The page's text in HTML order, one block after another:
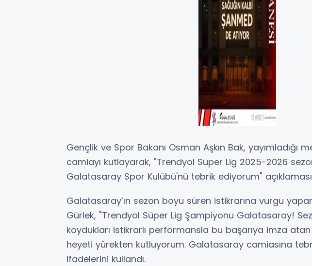
Gençlik ve Spor Bakanı Osman Aşkın Bak, yayımladığı
camiayı kutlayarak, "Trendyol Süper Lig 2025-2026
Galatasaray Spor Kulübü'nü tebrik ediyorum"
Galatasaray’ın sezon boyu süren istikrarına vurgu
Gürlek, "Trendyol Süper Lig Şampiyonu Galatasaray!
koydukları istikrarlı performansla bu başarıya imza
heyeti yürekten kutluyorum. Galatasaray camiasına
ifadelerini kullandı.